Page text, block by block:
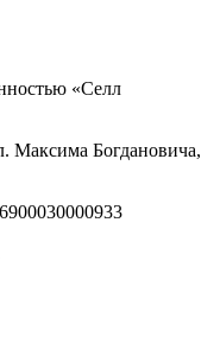
«Селл
Максима Богдановича,